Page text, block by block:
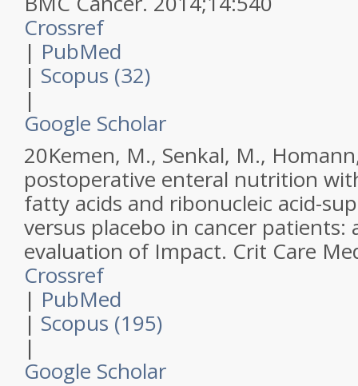
Crossref
| PubMed
| Scopus (32)
|
Google Scholar
20Kemen, M., Senkal, M.,
postoperative enteral nutrition
fatty acids and ribonucleic acid-
versus placebo in cancer patients:
evaluation of Impact. Crit Care
Crossref
| PubMed
| Scopus (195)
|
Google Scholar